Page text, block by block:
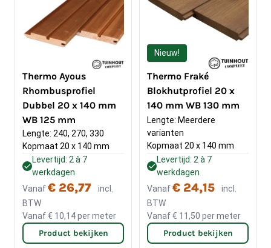
Thermo Ayous
Rhombusprofiel
Dubbel 20 x 140 mm
WB 125 mm
Lengte: 240, 270, 330
Kopmaat 20 x 140 mm
Levertijd: 2 à 7
werkdagen
Vanaf€ 26,77
incl.
BTW
Vanaf€ 10,14per meter
Product bekijken
Nieuw!
Thermo Fraké
Blokhutprofiel 20 x
140 mm WB 130 mm
Lengte: Meerdere
varianten
Kopmaat 20 x 140 mm
Levertijd: 2 à 7
werkdagen
Vanaf€ 24,15
incl.
BTW
Vanaf€ 11,50 per meter
Product bekijken